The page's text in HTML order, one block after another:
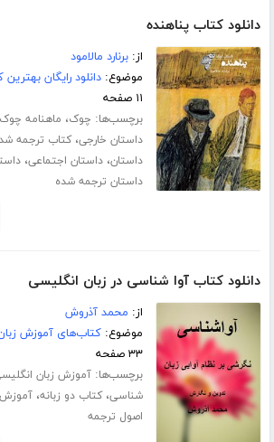
دانلود کتاب پناهنده
از:برنارد مالامود
موضوع:دانلود رایگان
۱۱ صفحه
برچسب‌ها: چوک، ماهنامه چوک
داستان خارجی،کتاب ترجمه
داستان،داستان اجتماعی،
داستان ترجمه شده
دانلود کتاب آوا شناسی در زبان انگلیسی
از: محمد آذروش
موضوع:کتاب‌های آموزش
۳۳ صفحه
برچسب‌ها:آموزش زبان
شناسی،کتاب دو زبانه،آموزش
اصول ترجمه